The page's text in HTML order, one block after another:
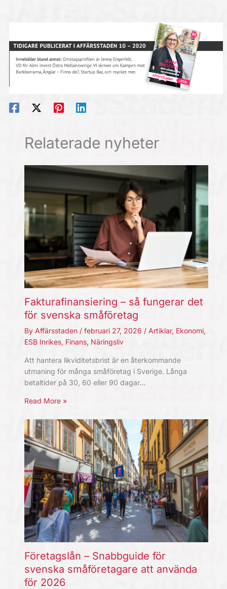
Relaterade nyheter
Fakturafinansiering – så fungerar det
för svenska småföretag
By Affärsstaden / februari 27, 2026 / Artiklar, Ekonomi,
ESB Inrikes, Finans, Näringsliv
Att hantera likviditetsbrist är en återkommande
utmaning för många småföretag i Sverige. Långa
betaltider på 30, 60 eller 90 dagar…
Read More »
Företagslån – Snabbguide för
svenska småföretagare att använda
för 2026